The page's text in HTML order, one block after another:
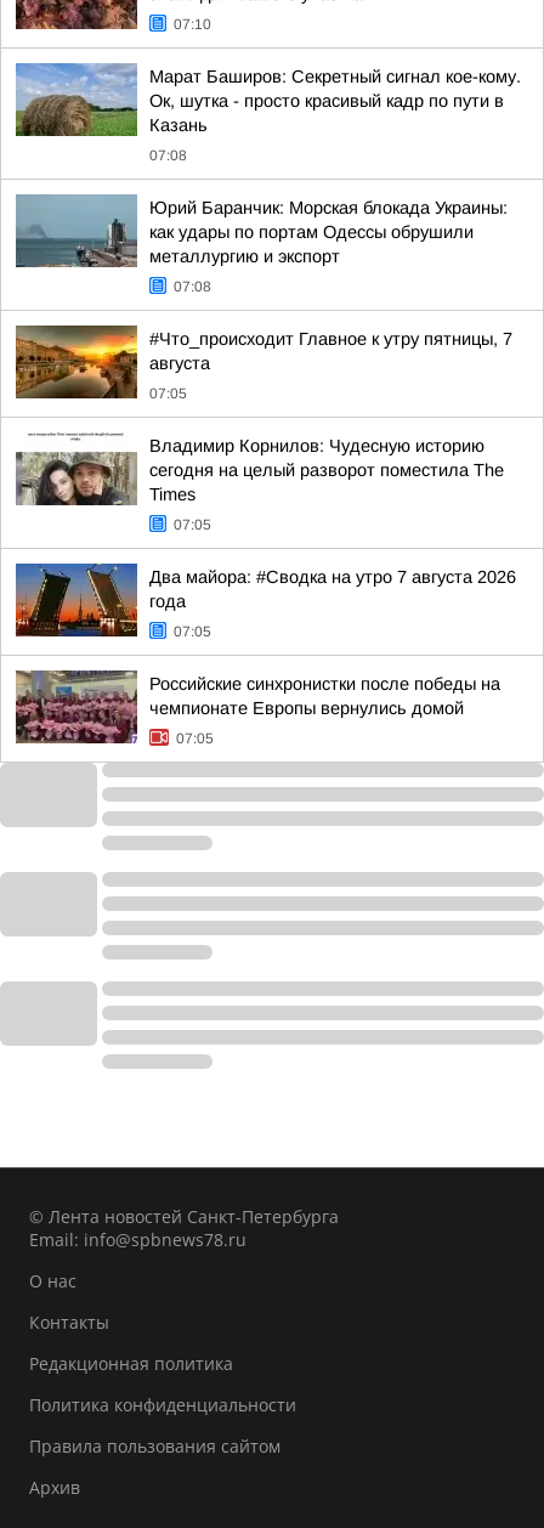
07:10
Марат Баширов: Секретный сигнал кое-кому.
Ок, шутка - просто красивый кадр по пути в
Казань
07:08
Юрий Баранчик: Морская блокада Украины:
как удары по портам Одессы обрушили
металлургию и экспорт
07:08
#Что_происходит Главное к утру пятницы, 7
августа
07:05
Владимир Корнилов: Чудесную историю
сегодня на целый разворот поместила The
Times
07:05
Два майора: #Сводка на утро 7 августа 2026
года
07:05
Российские синхронистки после победы на
чемпионате Европы вернулись домой
07:05
© Лента новостей Санкт-Петербурга
Email: info@spbnews78.ru
О нас
Контакты
Редакционная политика
Политика конфиденциальности
Правила пользования сайтом
Архив